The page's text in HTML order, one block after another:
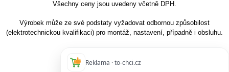
Všechny ceny jsou uvedeny včetně DPH.
Výrobek může ze své podstaty vyžadovat odbornou způsobilost
(elektrotechnickou kvalifikaci) pro montáž, nastavení, případně i obsluhu.
Reklama · to-chci.cz